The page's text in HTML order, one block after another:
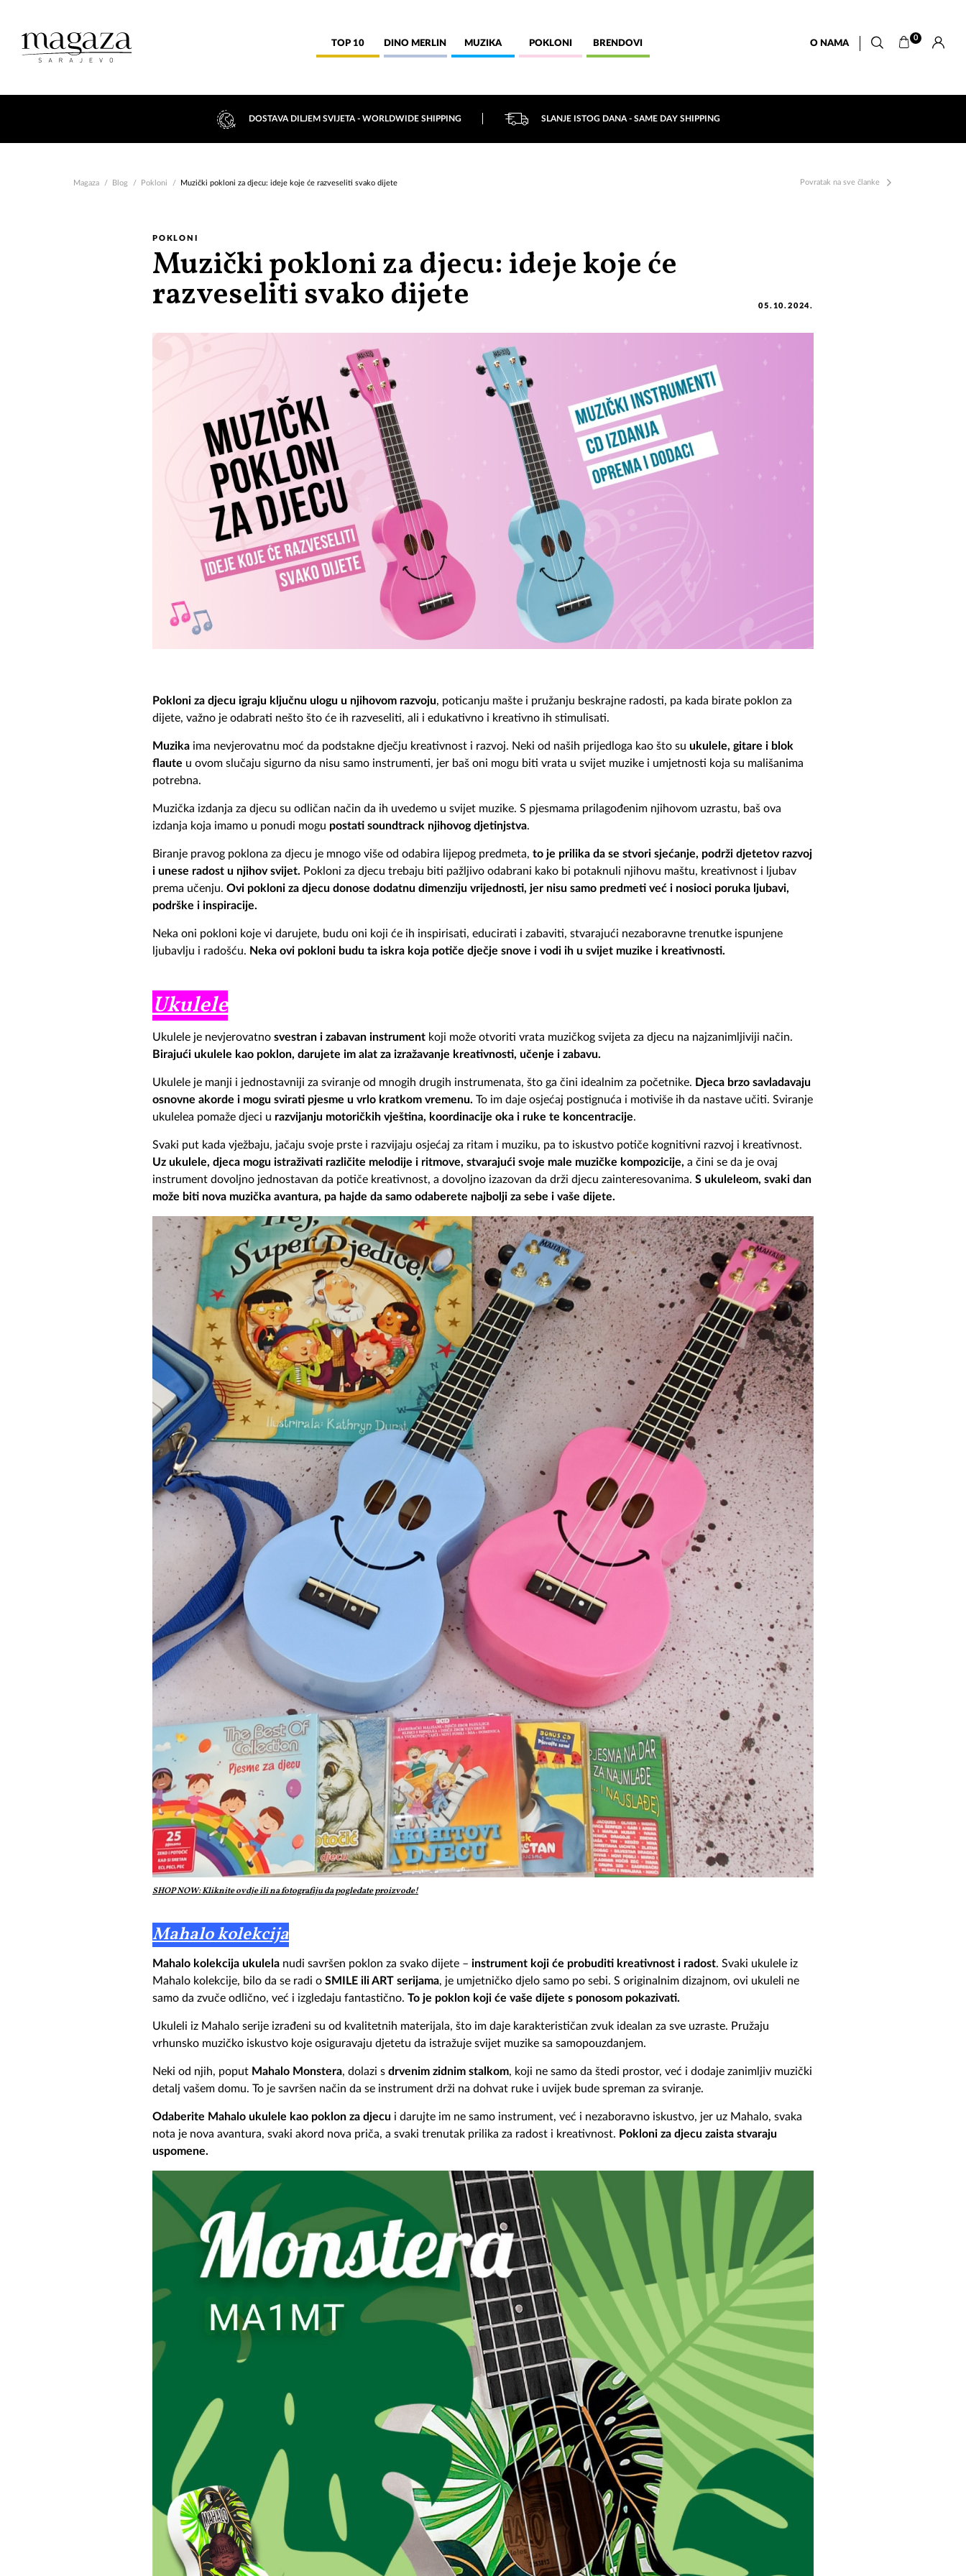
TOP 10 DINO MERLIN MUZIKA POKLONI BRENDOVI O NAMA
0
DOSTAVA DILJEM SVIJETA - WORLDWIDE SHIPPING SLANJE ISTOG DANA - SAME DAY SHIPPING
Magaza Blog Pokloni Muzički pokloni za djecu: ideje koje će razveseliti svako dijete Povratak na sve članke
POKLONI
Muzički pokloni za djecu: ideje koje će
razveseliti svako dijete 05.10.2024.
Pokloni za djecu igraju ključnu ulogu u njihovom razvoju, poticanju mašte i pružanju beskrajne radosti, pa kada birate poklon za
dijete, važno je odabrati nešto što će ih razveseliti, ali i edukativno i kreativno ih stimulisati.
Muzika ima nevjerovatnu moć da podstakne dječju kreativnost i razvoj. Neki od naših prijedloga kao što su ukulele, gitare i blok
flaute u ovom slučaju sigurno da nisu samo instrumenti, jer baš oni mogu biti vrata u svijet muzike i umjetnosti koja su mališanima
potrebna.
Muzička izdanja za djecu su odličan način da ih uvedemo u svijet muzike. S pjesmama prilagođenim njihovom uzrastu, baš ova
izdanja koja imamo u ponudi mogu postati soundtrack njihovog djetinjstva.
Biranje pravog poklona za djecu je mnogo više od odabira lijepog predmeta, to je prilika da se stvori sjećanje, podrži djetetov razvoj
i unese radost u njihov svijet. Pokloni za djecu trebaju biti pažljivo odabrani kako bi potaknuli njihovu maštu, kreativnost i ljubav
prema učenju. Ovi pokloni za djecu donose dodatnu dimenziju vrijednosti, jer nisu samo predmeti već i nosioci poruka ljubavi,
podrške i inspiracije.
Neka oni pokloni koje vi darujete, budu oni koji će ih inspirisati, educirati i zabaviti, stvarajući nezaboravne trenutke ispunjene
ljubavlju i radošću. Neka ovi pokloni budu ta iskra koja potiče dječje snove i vodi ih u svijet muzike i kreativnosti.
Ukulele
Ukulele je nevjerovatno svestran i zabavan instrument koji može otvoriti vrata muzičkog svijeta za djecu na najzanimljiviji način.
Birajući ukulele kao poklon, darujete im alat za izražavanje kreativnosti, učenje i zabavu.
Ukulele je manji i jednostavniji za sviranje od mnogih drugih instrumenata, što ga čini idealnim za početnike. Djeca brzo savladavaju
osnovne akorde i mogu svirati pjesme u vrlo kratkom vremenu. To im daje osjećaj postignuća i motiviše ih da nastave učiti. Sviranje
ukulelea pomaže djeci u razvijanju motoričkih vještina, koordinacije oka i ruke te koncentracije.
Svaki put kada vježbaju, jačaju svoje prste i razvijaju osjećaj za ritam i muziku, pa to iskustvo potiče kognitivni razvoj i kreativnost.
Uz ukulele, djeca mogu istraživati različite melodije i ritmove, stvarajući svoje male muzičke kompozicije, a čini se da je ovaj
instrument dovoljno jednostavan da potiče kreativnost, a dovoljno izazovan da drži djecu zainteresovanima. S ukuleleom, svaki dan
može biti nova muzička avantura, pa hajde da samo odaberete najbolji za sebe i vaše dijete.
SHOP NOW: Kliknite ovdje ili na fotografiju da pogledate proizvode!
Mahalo kolekcija
Mahalo kolekcija ukulela nudi savršen poklon za svako dijete – instrument koji će probuditi kreativnost i radost. Svaki ukulele iz
Mahalo kolekcije, bilo da se radi o SMILE ili ART serijama, je umjetničko djelo samo po sebi. S originalnim dizajnom, ovi ukuleli ne
samo da zvuče odlično, već i izgledaju fantastično. To je poklon koji će vaše dijete s ponosom pokazivati.
Ukuleli iz Mahalo serije izrađeni su od kvalitetnih materijala, što im daje karakterističan zvuk idealan za sve uzraste. Pružaju
vrhunsko muzičko iskustvo koje osiguravaju djetetu da istražuje svijet muzike sa samopouzdanjem.
Neki od njih, poput Mahalo Monstera, dolazi s drvenim zidnim stalkom, koji ne samo da štedi prostor, već i dodaje zanimljiv muzički
detalj vašem domu. To je savršen način da se instrument drži na dohvat ruke i uvijek bude spreman za sviranje.
Odaberite Mahalo ukulele kao poklon za djecu i darujte im ne samo instrument, već i nezaboravno iskustvo, jer uz Mahalo, svaka
nota je nova avantura, svaki akord nova priča, a svaki trenutak prilika za radost i kreativnost. Pokloni za djecu zaista stvaraju
uspomene.